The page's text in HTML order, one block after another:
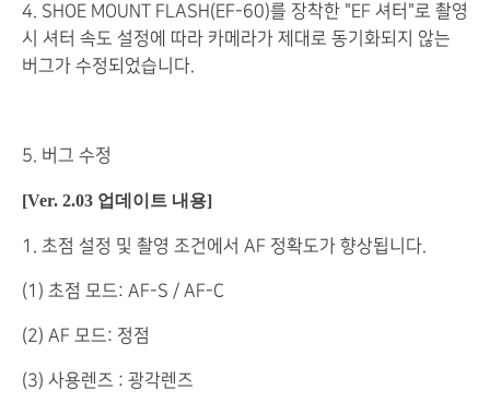
4. SHOE MOUNT FLASH(EF-60)를 장착한 "EF 셔터"로 촬영
시 셔터 속도 설정에 따라 카메라가 제대로 동기화되지 않는
버그가 수정되었습니다.
5. 버그 수정
[Ver. 2.03 업데이트 내용]
1. 초점 설정 및 촬영 조건에서 AF 정확도가 향상됩니다.
(1) 초점 모드: AF-S / AF-C
(2) AF 모드: 정점
(3) 사용렌즈 : 광각렌즈